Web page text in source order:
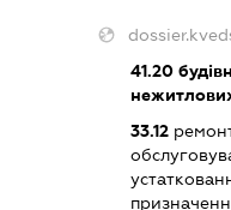
41.20
33.12